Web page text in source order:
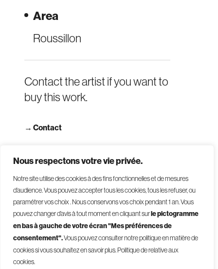
Nous respectons votre vie privée.
Notre site utilise des cookies à des fins fonctionnelles et de mesures
d’audience. Vous pouvez accepter tous les cookies, tous les refuser, ou
paramétrer vos choix . Nous conservons vos choix pendant 1 an.Vous
pouvez changer d’avis à tout moment en cliquant surle pictogramme
en bas à gauche de votre écran "Mes préférences de
consentement".Vous pouvez consulter notre politique en matière de
cookies si vous souhaitez en savoir plus.Politique de relative aux
cookies.
Area
Roussillon
Contact the artist if you want to
buy this work.
→ Contact
© 2026 - Givelet
Terms and conditions
Legal mentions